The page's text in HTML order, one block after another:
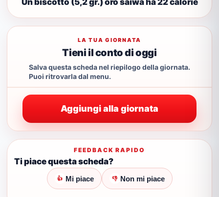
Un biscotto (5,2 gr.) oro saiwa ha 22 calorie
LA TUA GIORNATA
Tieni il conto di oggi
Salva questa scheda nel riepilogo della giornata.
Puoi ritrovarla dal menu.
Aggiungi alla giornata
FEEDBACK RAPIDO
Ti piace questa scheda?
👍 Mi piace 👎 Non mi piace